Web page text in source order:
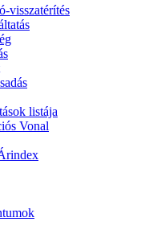
visszatérítés
listája
Vonal